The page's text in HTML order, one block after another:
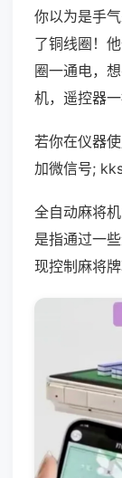
你以为是手
了铜线圈！
圈一通电，
机，遥控器
若你在仪器
加微信号;
全自动麻将
是指通过一
现控制麻将